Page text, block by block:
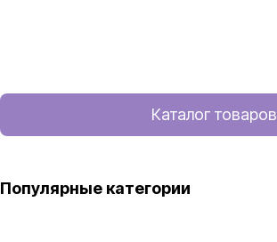
Каталог товаров
Популярные категории